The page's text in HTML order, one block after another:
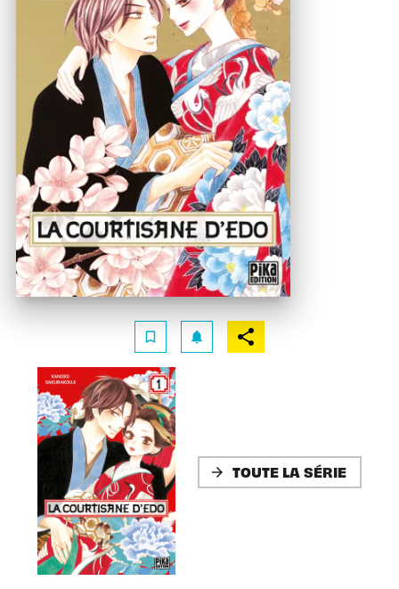
bookmark_border notifications
arrow_forward TOUTE LA SÉRIE